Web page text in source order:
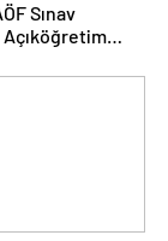
Sınav
Açıköğretim